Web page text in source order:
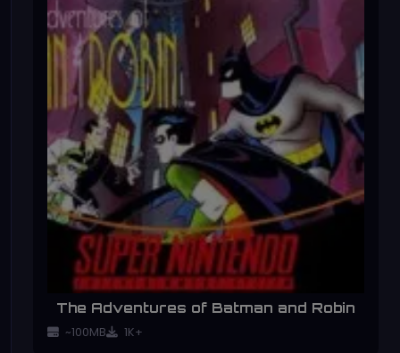
The Adventures of Batman and Robin
~100MB 1K+